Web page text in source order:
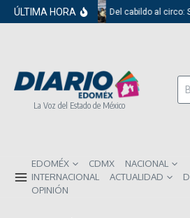
Saltar al contenido
ÚLTIMA HORA Del cabildo al circo:
La Voz del Estado de México
EDOMÉX CDMX
NACIONAL
INTERNACIONAL
ACTUALIDAD
OPINIÓN